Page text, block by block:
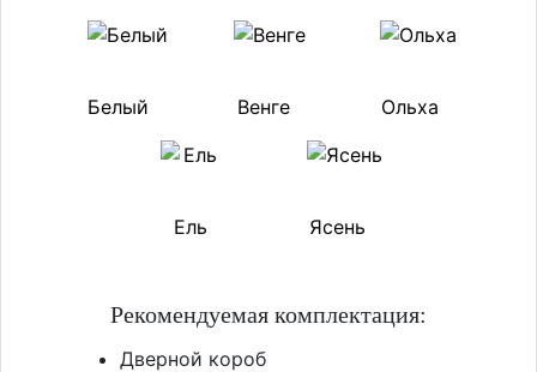
Белый Венге Ольха
Ель Ясень
Рекомендуемая комплектация:
Дверной короб